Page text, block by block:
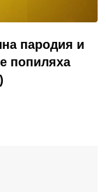
пародия и
попиляха